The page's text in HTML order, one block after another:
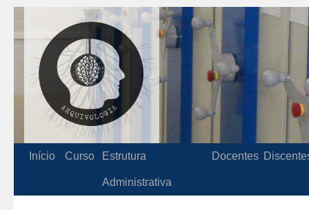
Início Curso Estrutura
Administrativa
Docentes